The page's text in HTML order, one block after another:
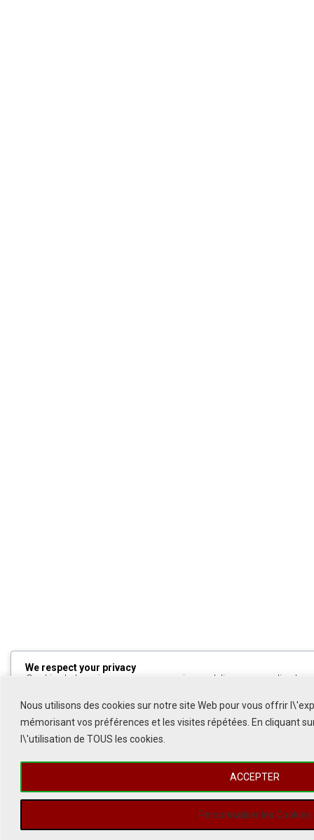
Nous utilisons des cookies sur notre site Web pour vous offrir
mémorisant vos préférences et les visites répétées. En cliquant
l\'utilisation de TOUS les cookies.
Personnaliser les Cookies
ACCEPTER
We respect your privacy
Cookies help us improve your experience, deliver personalized
Allto decline non-essential cookies.
Reject All
Powered by